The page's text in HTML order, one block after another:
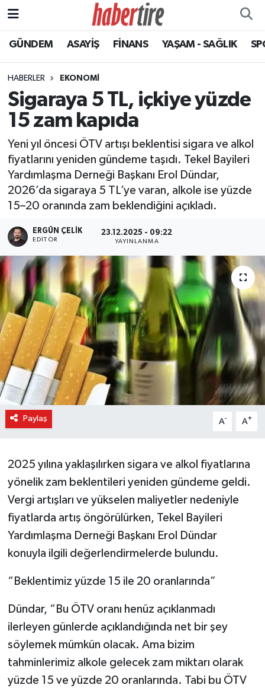
GÜNDEM ASAYİŞ FİNANS YAŞAM - SAĞLIK
HABERLER EKONOMİ
Sigaraya 5 TL, içkiye yüzde
15 zam kapıda
Yeni yıl öncesi ÖTV artışı beklentisi sigara ve alkol
fiyatlarını yeniden gündeme taşıdı. Tekel Bayileri
Yardımlaşma Derneği Başkanı Erol Dündar,
2026’da sigaraya 5 TL’ye varan, alkole ise yüzde
15–20 oranında zam beklendiğini açıkladı.
ERGÜN ÇELIK
EDITÖR
23.12.2025 - 09:22
YAYINLANMA
Paylaş A- A+
2025 yılına yaklaşılırken sigara ve alkol fiyatlarına
yönelik zam beklentileri yeniden gündeme geldi.
Vergi artışları ve yükselen maliyetler nedeniyle
fiyatlarda artış öngörülürken, Tekel Bayileri
Yardımlaşma Derneği Başkanı Erol Dündar
konuyla ilgili değerlendirmelerde bulundu.
“Beklentimiz yüzde 15 ile 20 oranlarında”
Dündar, “Bu ÖTV oranı henüz açıklanmadı
ilerleyen günlerde açıklandığında net bir şey
söylemek mümkün olacak. Ama bizim
tahminlerimiz alkole gelecek zam miktarı olarak
yüzde 15 ve yüzde 20 oranlarında. Tabi bu ÖTV
Tire Nöbetçi Eczaneler
Tire Hava Durumu
Tire Trafik Yoğunluk Haritası
Süper Lig Puan Durumu ve Fikstür
Tüm Manşetler
Son Dakika Haberleri
Haber Arşivi